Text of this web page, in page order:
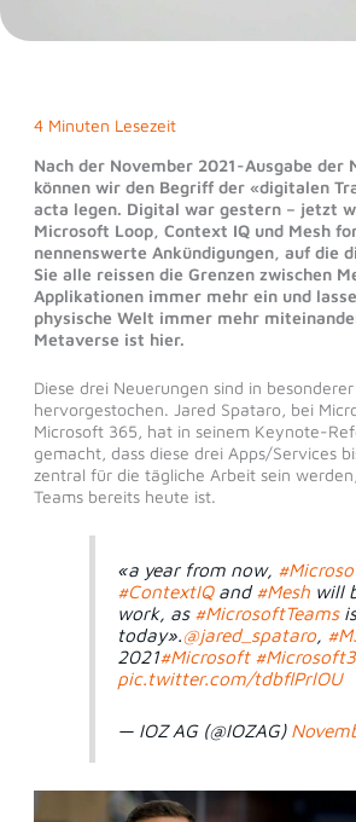
4 Minuten Lesezeit
Nach der November 2021-Ausgabe der
können wir den Begriff der «digitalen
acta legen. Digital war gestern – jetzt
Microsoft Loop, Context IQ und Mesh
nennenswerte Ankündigungen, auf die
Sie alle reissen die Grenzen zwischen
Applikationen immer mehr ein und
physische Welt immer mehr
Metaverse ist hier.
Diese drei Neuerungen sind in besonderer
hervorgestochen. Jared Spataro, bei
Microsoft 365, hat in seinem Keynote-
gemacht, dass diese drei Apps/Services
zentral für die tägliche Arbeit sein
Teams bereits heute ist.
«a year from now,
#ContextIQand#Mesh will
work, as #MicrosoftTeams
today».@jared_spataro,
2021#Microsoft
pic.twitter.com/tdbflPrlOU
— IOZ AG (@IOZAG)